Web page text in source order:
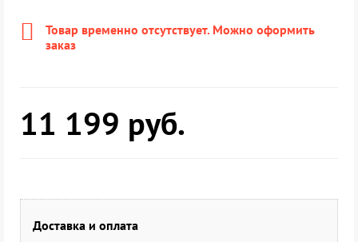
Товар временно отсутствует. Можно оформить
заказ
11 199 руб.
Доставка и оплата